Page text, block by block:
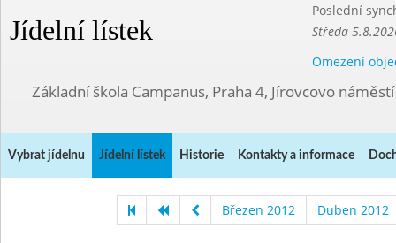
Jídelní lístek
Poslední
Středa
Omezení
Základní škola Campanus, Praha 4, Jírovcovo
Vybrat jídelnu Jídelní lístek Historie Kontakty a informace
Březen 2012 Duben 2012